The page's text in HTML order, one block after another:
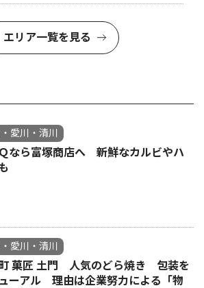
エリア一覧を見る
愛川・清川
なら富塚商店へ 新鮮なカルビやハ
愛川・清川
菓匠 土門 人気のどら焼き 包装を
ーアル 理由は企業努力による「物